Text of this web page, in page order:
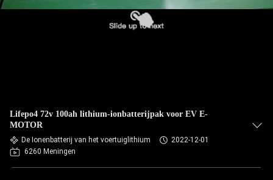
Lifepo4 72v 100ah lithium-ionbatterijpak voor EV E-
MOTOR
De Ionenbatterij van het voertuiglithium
2022-12-01
6260 Meningen